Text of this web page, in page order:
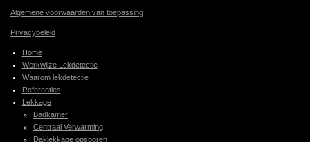
Algemene voorwaarden van toepassing
Privacybeleid
Home
Werkwijze Lekdetectie
Waarom lekdetectie
Referenties
Lekkage
Badkamer
Centraal Verwarming
Daklekkage opsporen